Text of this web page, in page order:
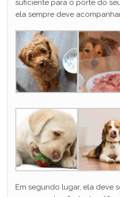
suficiente para o porte do
ela sempre deve
Em segundo lugar, ela deve